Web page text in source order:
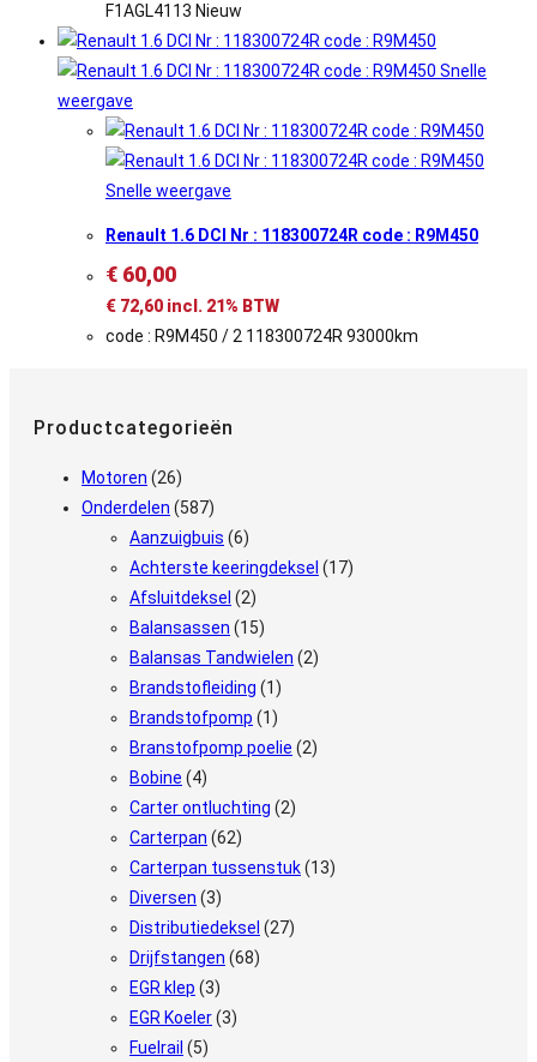
F1AGL4113 Nieuw
Snelle
weergave
Snelle weergave
Renault 1.6 DCI Nr : 118300724R code : R9M450
€ 60,00
€ 72,60 incl. 21% BTW
code : R9M450 / 2 118300724R 93000km
Productcategorieën
Motoren (26)
Onderdelen (587)
Aanzuigbuis (6)
Achterste keeringdeksel (17)
Afsluitdeksel (2)
Balansassen (15)
Balansas Tandwielen (2)
Brandstofleiding (1)
Brandstofpomp (1)
Branstofpomp poelie (2)
Bobine (4)
Carter ontluchting (2)
Carterpan (62)
Carterpan tussenstuk(13)
Diversen (3)
Distributiedeksel (27)
Drijfstangen (68)
EGR klep (3)
EGR Koeler(3)
Fuelrail (5)